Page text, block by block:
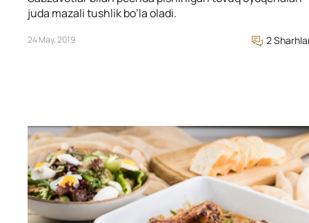
juda mazali tushlik bo’la oladi.
24 May, 2019 2